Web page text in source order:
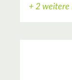
+ 2 weitere